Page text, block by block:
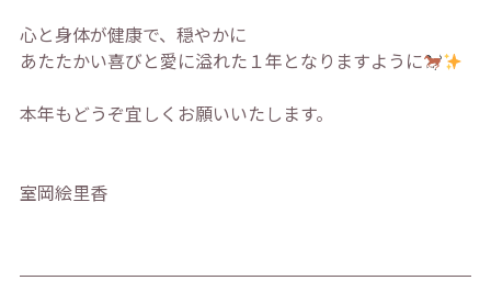
心と身体が健康で、穏やかに
あたたかい喜びと愛に溢れた１年となりますように
本年もどうぞ宜しくお願いいたします。
室岡絵里香